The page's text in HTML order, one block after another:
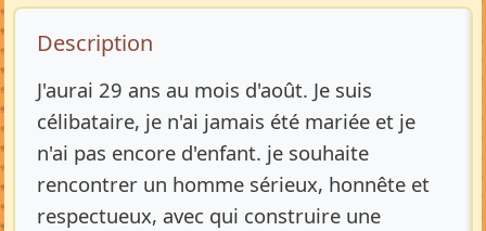
Description de l’annonce
Description
J'aurai 29 ans au mois d'août. Je suis
célibataire, je n'ai jamais été mariée et je
n'ai pas encore d'enfant. je souhaite
rencontrer un homme sérieux, honnête et
respectueux, avec qui construire une